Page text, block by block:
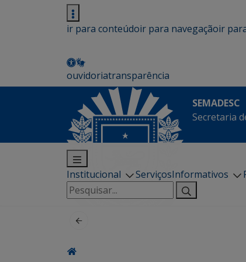
ir para conteúdoir para navegaçãoir
ouvidoriatransparência
SEMADESC
Secretaria
Institucional ServiçosInformativos
Pesquisar
por: